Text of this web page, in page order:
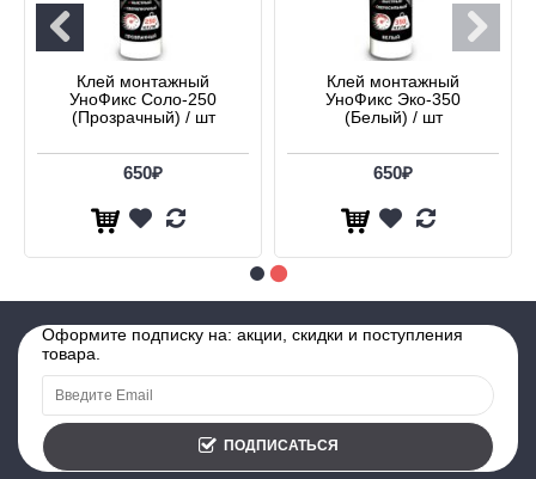
Клей монтажный
УноФикс Соло-250
(Прозрачный) / шт
650₽
Клей монтажный
УноФикс Эко-350
(Белый) / шт
650₽
Оформите подписку на: акции, скидки и поступления
товара.
ПОДПИСАТЬСЯ